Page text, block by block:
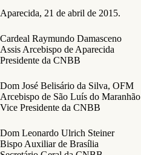
Aparecida, 21 de abril de 2015.
Cardeal Raymundo Damasceno
Assis Arcebispo de Aparecida
Presidente da CNBB
Dom José Belisário da Silva, OFM
Arcebispo de São Luís do Maranhão
Vice Presidente da CNBB
Dom Leonardo Ulrich Steiner
Bispo Auxiliar de Brasília